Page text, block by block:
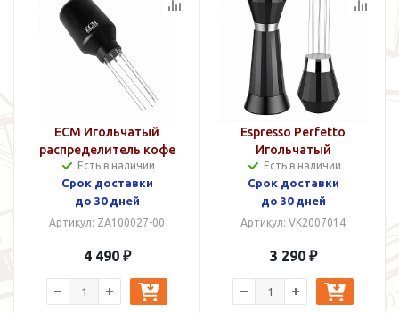
ECM Игольчатый
распределитель кофе
WDT Tool
Есть в наличии
Срок доставки
до 30 дней
Артикул: ZA100027-00
4 490 ₽
Espresso Perfetto
Игольчатый
распределитель кофе
WDT Tool Алюминий
Есть в наличии
Срок доставки
до 30 дней
Артикул: VK2007014
3 290 ₽